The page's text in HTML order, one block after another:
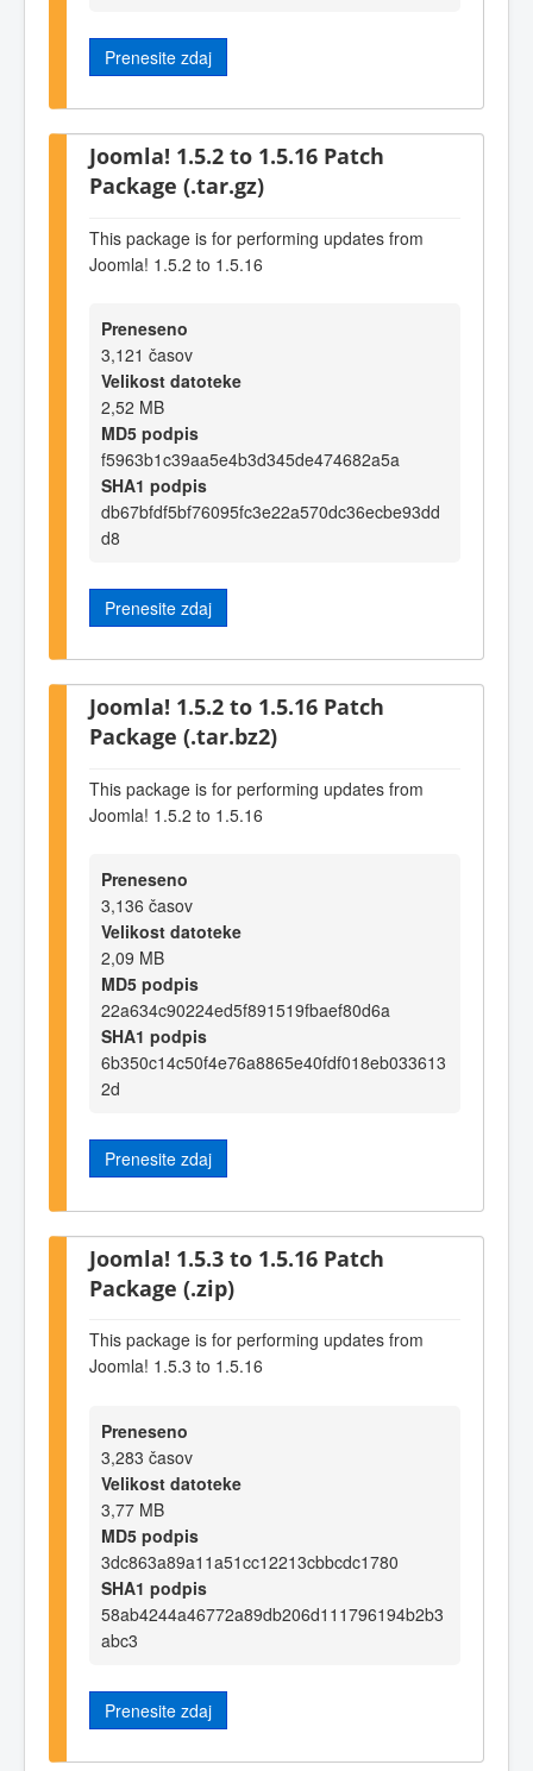
Prenesite zdaj
Joomla! 1.5.2 to 1.5.16 Patch
Package (.tar.gz)
This package is for performing updates from
Joomla! 1.5.2 to 1.5.16
Preneseno
3,121 časov
Velikost datoteke
2,52 MB
MD5 podpis
f5963b1c39aa5e4b3d345de474682a5a
SHA1 podpis
db67bfdf5bf76095fc3e22a570dc36ecbe93dd
d8
Prenesite zdaj
Joomla! 1.5.2 to 1.5.16 Patch
Package (.tar.bz2)
This package is for performing updates from
Joomla! 1.5.2 to 1.5.16
Preneseno
3,136 časov
Velikost datoteke
2,09 MB
MD5 podpis
22a634c90224ed5f891519fbaef80d6a
SHA1 podpis
6b350c14c50f4e76a8865e40fdf018eb033613
2d
Prenesite zdaj
Joomla! 1.5.3 to 1.5.16 Patch
Package (.zip)
This package is for performing updates from
Joomla! 1.5.3 to 1.5.16
Preneseno
3,283 časov
Velikost datoteke
3,77 MB
MD5 podpis
3dc863a89a11a51cc12213cbbcdc1780
SHA1 podpis
58ab4244a46772a89db206d111796194b2b3
abc3
Prenesite zdaj